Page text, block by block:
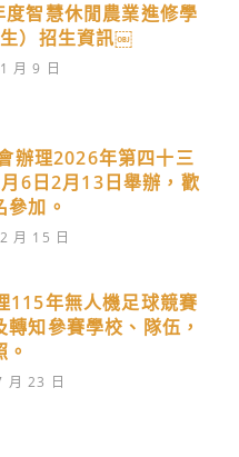
智慧休閒農業進修學
）招生資訊￼
月 9 日
辦理2026年第四十三
6日2月13日舉辦，歡
加。
月 15 日
115年無人機足球競賽
知參賽學校、隊伍，
月 23 日